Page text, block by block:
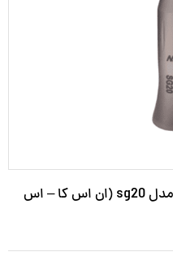
آنگل ایمپلنت ۱ به ۲۰ NSK-smax مدل sg20 (ان اس کا – اس